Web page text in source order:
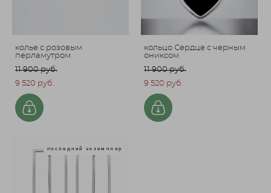
колье с розовым
перламутром
11 900 pуб.
9 520 pуб.
кольцо Сердце с черным
ониксом
11 900 pуб.
9 520 pуб.
последний экземпляр